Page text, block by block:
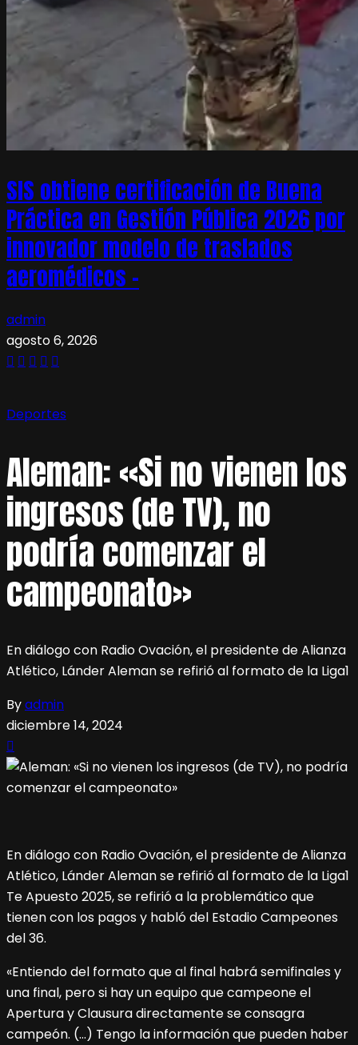
SIS obtiene certificación de Buena
Práctica en Gestión Pública 2026 por
innovador modelo de traslados
aeromédicos –
admin
agosto 6, 2026
Deportes
Aleman: «Si no vienen los
ingresos (de TV), no
podría comenzar el
campeonato»
En diálogo con Radio Ovación, el presidente de Alianza
Atlético, Lánder Aleman se refirió al formato de la Liga1
Byadmin
diciembre 14, 2024
En diálogo con Radio Ovación, el presidente de Alianza
Atlético, Lánder Aleman se refirió al formato de la Liga1
Te Apuesto 2025, se refirió a la problemático que
tienen con los pagos y habló del Estadio Campeones
del 36.
«Entiendo del formato que al final habrá semifinales y
una final, pero si hay un equipo que campeone el
Apertura y Clausura directamente se consagra
campeón. (…) Tengo la información que pueden haber